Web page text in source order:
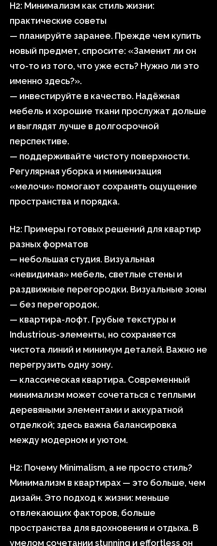
H2: Минимализм как стиль жизни:
практические советы
— планируйте заранее. Прежде чем купить
новый предмет, спросите: «Заменит ли он
что-то из того, что уже есть? Нужно ли это
именно здесь?».
— инвестируйте в качество. Надёжная
мебель и хорошие ткани прослужат дольше
и выглядят лучше в долгосрочной
перспективе.
— поддерживайте чистоту поверхности.
Регулярная уборка и минимизация
«мелочи» помогают сохранять ощущение
пространства и порядка.
H2: Примеры готовых решений для квартир
разных форматов
— небольшая студия. Визуальная
«невидимая» мебель, светлые стены и
раздвижные перегородки. Визуальные зоны
— без перегородок.
— квартира-лофт. Грубые текстуры и
Industrious-элементы, но сохраняется
чистота линий и минимум деталей. Важно не
перегрузить одну зону.
— классическая квартира. Современный
минимализм может сочетаться с теплыми
деревяными элементами и аккуратной
отделкой; здесь важна балансировка
между модерном и уютом.
H2: Почему Minimalism, а не просто стиль?
Минимализм в квартирах — это больше, чем
дизайн. Это подход к жизни: меньше
отвлекающих факторов, больше
пространства для вдохновения и отдыха. В
умелом сочетании stunning и effortless он